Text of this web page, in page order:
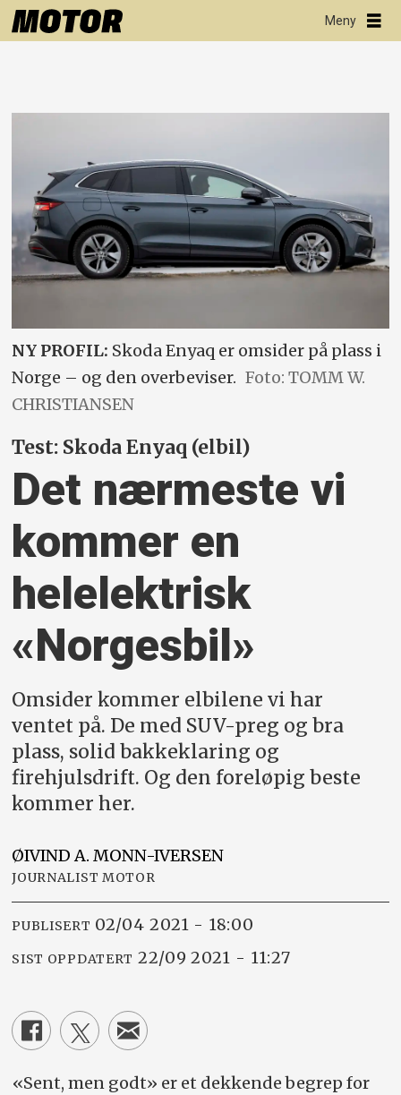
NY PROFIL: Skoda Enyaq er omsider på plass i
Norge – og den overbeviser. Foto: TOMM W.
CHRISTIANSEN
Test: Skoda Enyaq (elbil)
Det nærmeste vi
kommer en
helelektrisk
«Norgesbil»
Omsider kommer elbilene vi har
ventet på. De med SUV-preg og bra
plass, solid bakkeklaring og
firehjulsdrift. Og den foreløpig beste
kommer her.
ØIVIND A. MONN-IVERSEN
JOURNALIST MOTOR
PUBLISERT 02/04 2021 - 18:00
SIST OPPDATERT 22/09 2021 - 11:27
«Sent, men godt» er et dekkende begrep for